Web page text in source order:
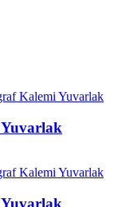
Kalemi Yuvarlak
Kalemi Yuvarlak